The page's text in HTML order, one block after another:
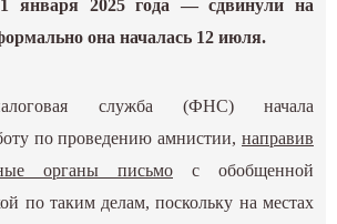
января 2025 года — сдвинули на
она началась 12 июля.
служба (ФНС) начала
по проведению амнистии, направив
органы письмо с обобщенной
по таким делам, поскольку на местах